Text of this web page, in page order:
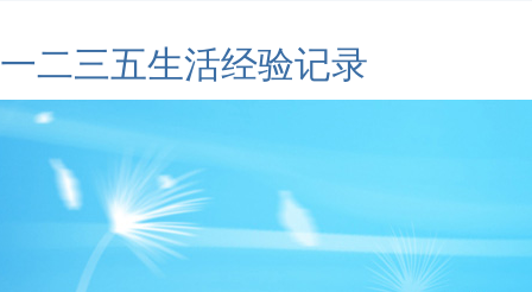
一二三五生活经验记录